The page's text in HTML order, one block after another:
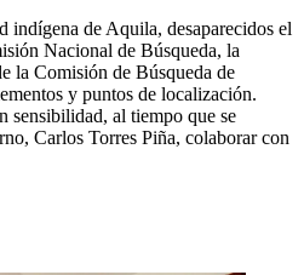
indígena de Aquila, desaparecidos el
Nacional de Búsqueda, la
la Comisión de Búsqueda de
y puntos de localización.
sensibilidad, al tiempo que se
Carlos Torres Piña, colaborar con